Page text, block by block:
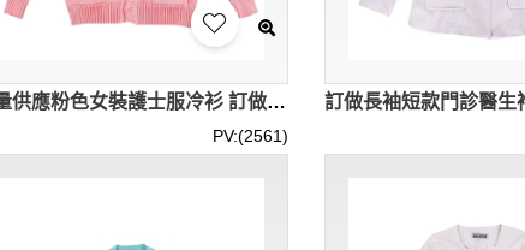
大量供應粉色女裝護士服冷衫 訂做夜班保暖外套護士服 護士服中心 SKU059
PV:(2561)